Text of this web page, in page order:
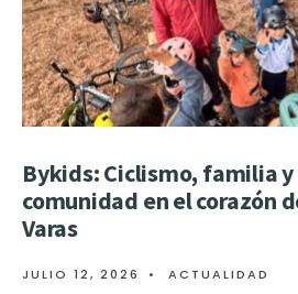
Bykids: Ciclismo, familia y
comunidad en el corazón
Varas
JULIO 12, 2026 • ACTUALIDAD